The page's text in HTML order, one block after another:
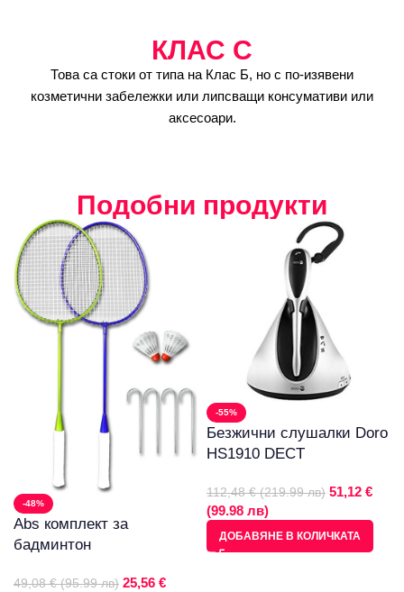
КЛАС C
Това са стоки от типа на Клас Б, но с по-изявени
козметични забележки или липсващи консумативи или
аксесоари.
Подобни продукти
-48%
Abs комплект за
бадминтон
49,08 € (95.99 лв) 25,56 €
-55%
Безжични слушалки Doro
HS1910 DECT
112,48 € (219.99 лв) 51,12 €
(99.98 лв)
ДОБАВЯНЕ В КОЛИЧКАТА